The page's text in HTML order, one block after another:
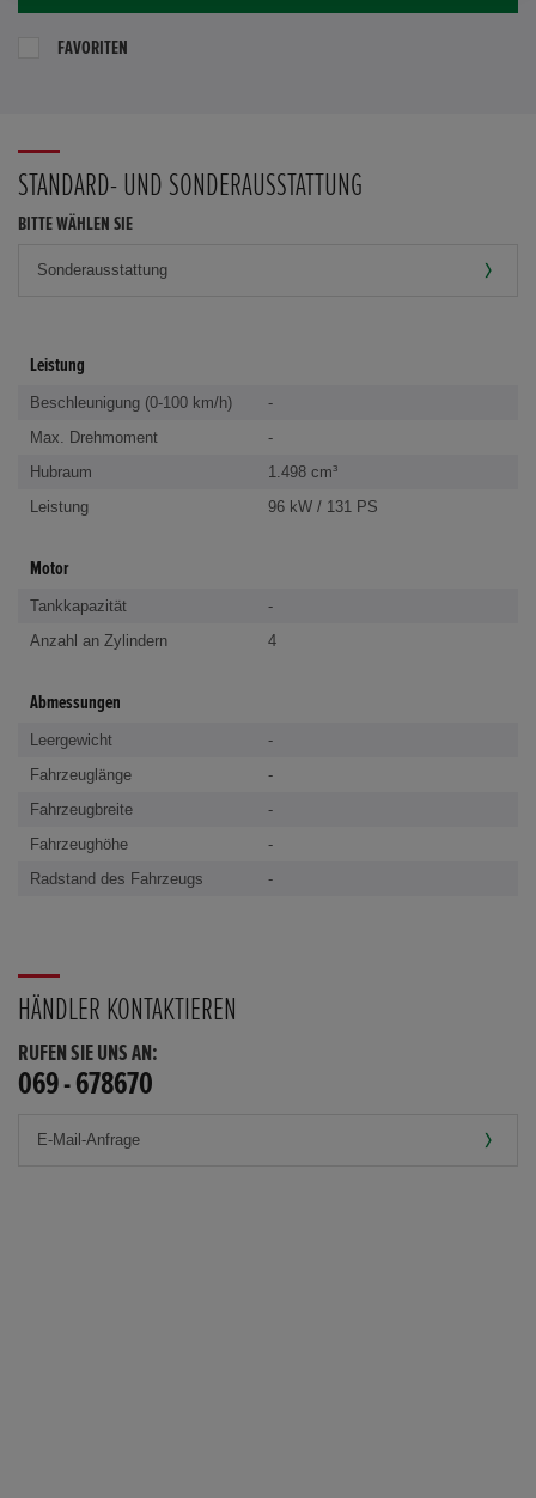
FAVORITEN
STANDARD- UND SONDERAUSSTATTUNG
BITTE WÄHLEN SIE
Leistung
Beschleunigung (0-100 km/h)
-
Max. Drehmoment
-
Hubraum
1.498 cm³
Leistung
96 kW / 131 PS
Motor
Tankkapazität
-
Anzahl an Zylindern
4
Abmessungen
Leergewicht
-
Fahrzeuglänge
-
Fahrzeugbreite
-
Fahrzeughöhe
-
Radstand des Fahrzeugs
-
HÄNDLER KONTAKTIEREN
RUFEN SIE UNS AN:
069 - 678670